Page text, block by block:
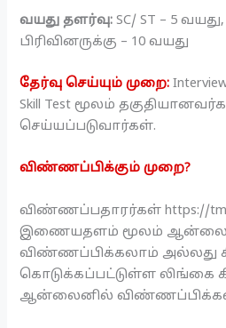
வயது தளர்வு: SC/ ST – 5
பிரிவினருக்கு – 10 வயது
தேர்வு செய்யும் முறை:
Skill Test மூலம்
செய்யப்படுவார்கள்.
விண்ணப்பிக்கும் முறை?
விண்ணப்பதாரர்கள் https://
இணையதளம் மூலம்
விண்ணப்பிக்கலாம் அல்லது
கொடுக்கப்பட்டுள்ள லிங்கை
ஆன்லைனில்